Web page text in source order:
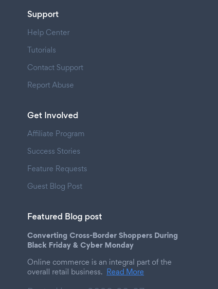
Support
Help Center
Tutorials
Contact Support
Report Abuse
Get Involved
Affiliate Program
Success Stories
Feature Requests
Guest Blog Post
Featured Blog post
Converting Cross-Border Shoppers During
Black Friday & Cyber Monday
Online commerce is an integral part of the
overall retail business. Read More